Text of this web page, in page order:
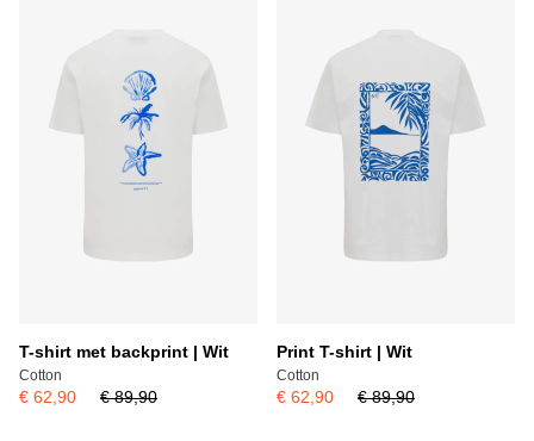
T-shirt met backprint | Wit
Cotton
€ 62,90 € 89,90
Print T-shirt | Wit
Cotton
€ 62,90 € 89,90